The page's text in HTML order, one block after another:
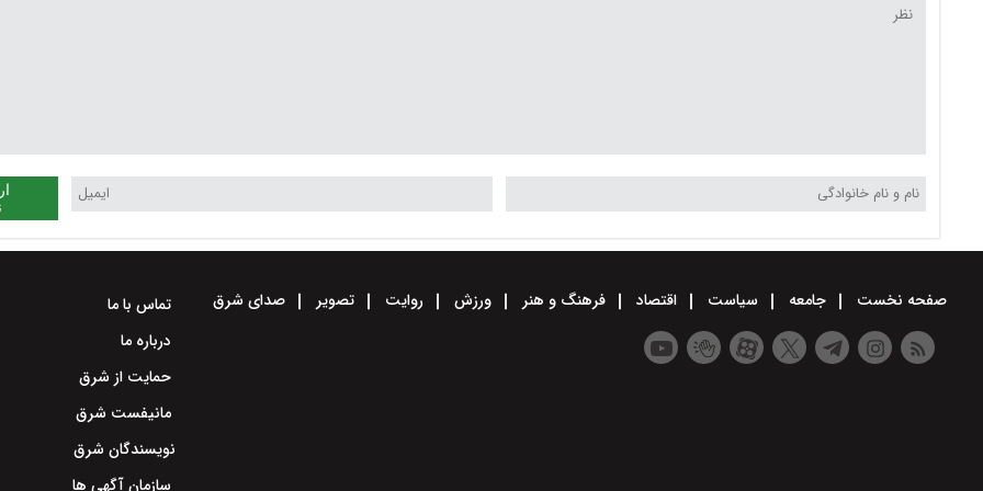
صفحه نخست جامعه سیاست اقتصاد فرهنگ و هنر ورزش روایت تصویر صدای شرق
تماس با ما
درباره ما
حمایت از شرق
مانیفست شرق
نویسندگان شرق
سازمان آگهی ها